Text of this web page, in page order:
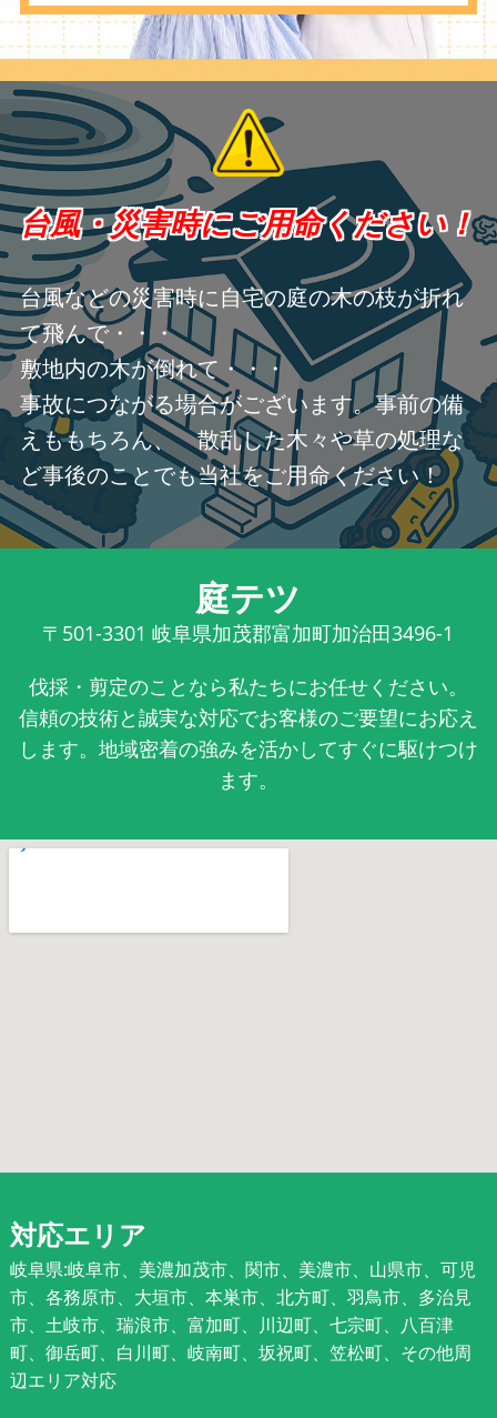
台風・災害時にご用命ください！
台風などの災害時に自宅の庭の木の枝が折れ
て飛んで・・・
敷地内の木が倒れて・・・
事故につながる場合がございます。事前の備
えももちろん、 散乱した木々や草の処理な
ど事後のことでも当社をご用命ください！
庭テツ
〒501-3301 岐阜県加茂郡富加町加治田3496-1
伐採・剪定のことなら私たちにお任せください。
信頼の技術と誠実な対応でお客様のご要望にお応え
します。地域密着の強みを活かしてすぐに駆けつけ
ます。
対応エリア
岐阜県:岐阜市、美濃加茂市、関市、美濃市、山県市、可児
市、各務原市、大垣市、本巣市、北方町、羽鳥市、多治見
市、土岐市、瑞浪市、富加町、川辺町、七宗町、八百津
町、御岳町、白川町、岐南町、坂祝町、笠松町、その他周
辺エリア対応